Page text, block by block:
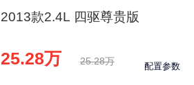
2013款2.4L 四驱尊贵版
25.28万 25.28万 配置参数